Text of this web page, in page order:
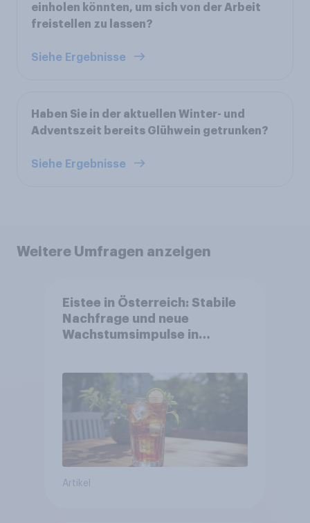
einholen könnten, um sich von der Arbeit
freistellen zu lassen?
Siehe Ergebnisse
Haben Sie in der aktuellen Winter- und
Adventszeit bereits Glühwein getrunken?
Siehe Ergebnisse
Weitere Umfragen anzeigen
Eistee in Österreich: Stabile
Nachfrage und neue
Wachstumsimpulse in
Artikel